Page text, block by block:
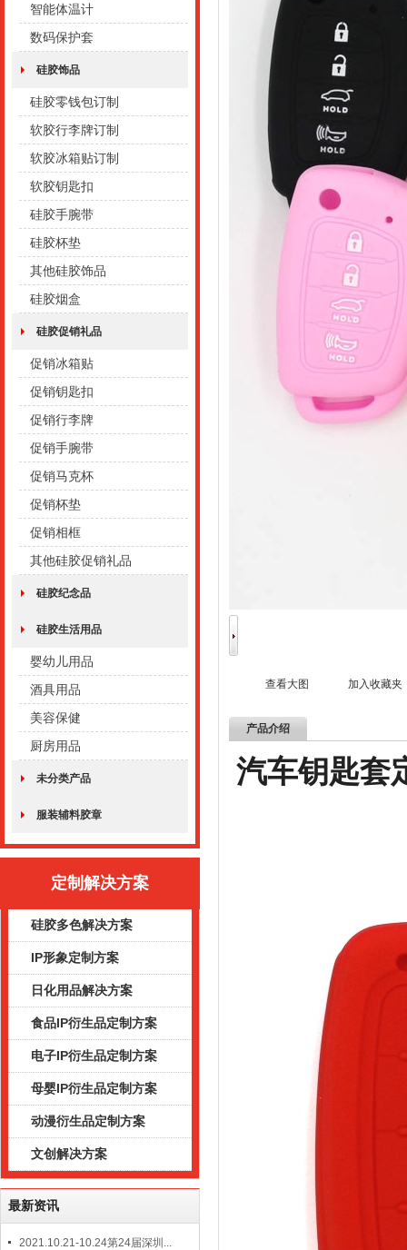
智能体温计
数码保护套
硅胶饰品
硅胶零钱包订制
软胶行李牌订制
软胶冰箱贴订制
软胶钥匙扣
硅胶手腕带
硅胶杯垫
其他硅胶饰品
硅胶烟盒
硅胶促销礼品
促销冰箱贴
促销钥匙扣
促销行李牌
促销手腕带
促销马克杯
促销杯垫
促销相框
其他硅胶促销礼品
硅胶纪念品
硅胶生活用品
婴幼儿用品
酒具用品
美容保健
厨房用品
未分类产品
服装辅料胶章
定制解决方案
硅胶多色解决方案
IP形象定制方案
日化用品解决方案
食品IP衍生品定制方案
电子IP衍生品定制方案
母婴IP衍生品定制方案
动漫衍生品定制方案
文创解决方案
最新资讯
2021.10.21-10.24第24届深圳...
查看大图 加入收藏夹
产品介绍
汽车钥匙套